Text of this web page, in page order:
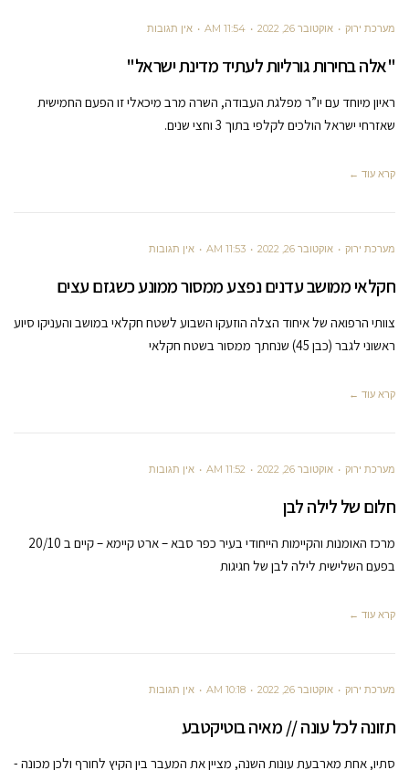
מערכת ירוק אוקטובר 26, 2022 11:54 AM אין תגובות
"אלה בחירות גורליות לעתיד מדינת ישראל"
ראיון מיוחד עם יו”ר מפלגת העבודה, השרה מרב מיכאלי זו הפעם החמישית
שאזרחי ישראל הולכים לקלפי בתוך 3 וחצי שנים.
קרא עוד ←
מערכת ירוק אוקטובר 26, 2022 11:53 AM אין תגובות
חקלאי ממושב עדנים נפצע ממסור ממונע כשגזם עצים
צוותי הרפואה של איחוד הצלה הוזעקו השבוע לשטח חקלאי במושב והעניקו סיוע
ראשוני לגבר (כבן 45) שנחתך ממסור בשטח חקלאי
קרא עוד ←
מערכת ירוק אוקטובר 26, 2022 11:52 AM אין תגובות
חלום של לילה לבן
מרכז האומנות והקיימות הייחודי בעיר כפר סבא – ארט קיימא – קיים ב 20/10
בפעם השלישית לילה לבן של חגיגות
קרא עוד ←
מערכת ירוק אוקטובר 26, 2022 10:18 AM אין תגובות
תזונה לכל עונה // מאיה בוטיקטבע
סתיו, אחת מארבעת עונות השנה, מציין את המעבר בין הקיץ לחורף ולכן מכונה -